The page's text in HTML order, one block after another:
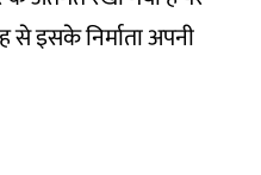
से इसके निर्माता अपनी